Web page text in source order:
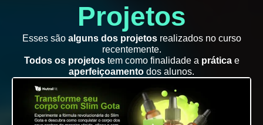
Projetos
Esses sãoalguns dos projetosrealizados no curso
recentemente.
Todos os projetos tem como finalidade a prática e
aperfeiçoamento dos alunos.